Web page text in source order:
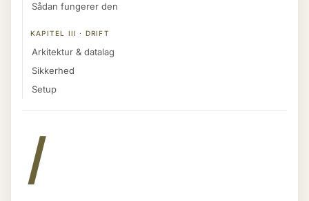
Sådan fungerer den
KAPITEL III · DRIFT
Arkitektur & datalag
Sikkerhed
Setup
I